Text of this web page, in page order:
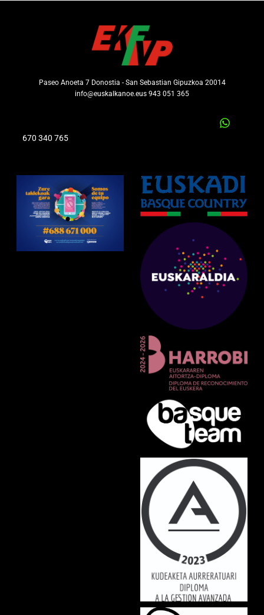
Paseo Anoeta 7 Donostia - San Sebastian Gipuzkoa 20014
info@euskalkanoe.eus 943 051 365
670 340 765